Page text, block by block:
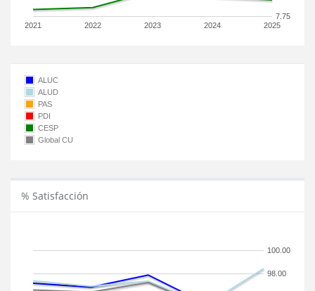
2021 2022 2023 2024 2025
7.75
ALUC
ALUD
PAS
PDI
CESP
Global CU
% Satisfacción
98.00
100.00